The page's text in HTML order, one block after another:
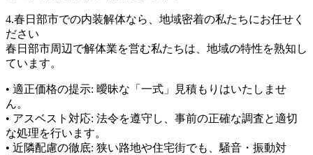
4.春日部市での内装解体なら、地域密着の私たちにお任せく
ださい
春日部市周辺で解体業を営む私たちは、地域の特性を熟知し
ています。
• 適正価格の提示: 曖昧な「一式」見積もりはいたしませ
ん。
• アスベスト対応: 法令を遵守し、事前の正確な調査と適切
な処理を行います。
• 近隣配慮の徹底: 狭い路地や住宅街でも、騒音・振動対